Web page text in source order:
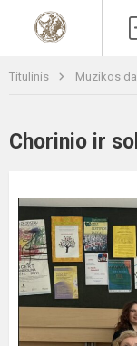
Titulinis Muzikos
Chorinio ir